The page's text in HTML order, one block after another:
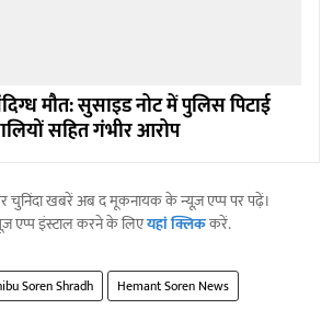
मौत: सुसाइड नोट में पुलिस पिटाई
सहित गंभीर आरोप
चुनिंदा खबरें अब द मूकनायक के न्यूज़ एप्प पर पढ़ें।
एप्प इंस्टाल करने के लिएयहां क्लिककरें.
Soren Shradh Hemant Soren News